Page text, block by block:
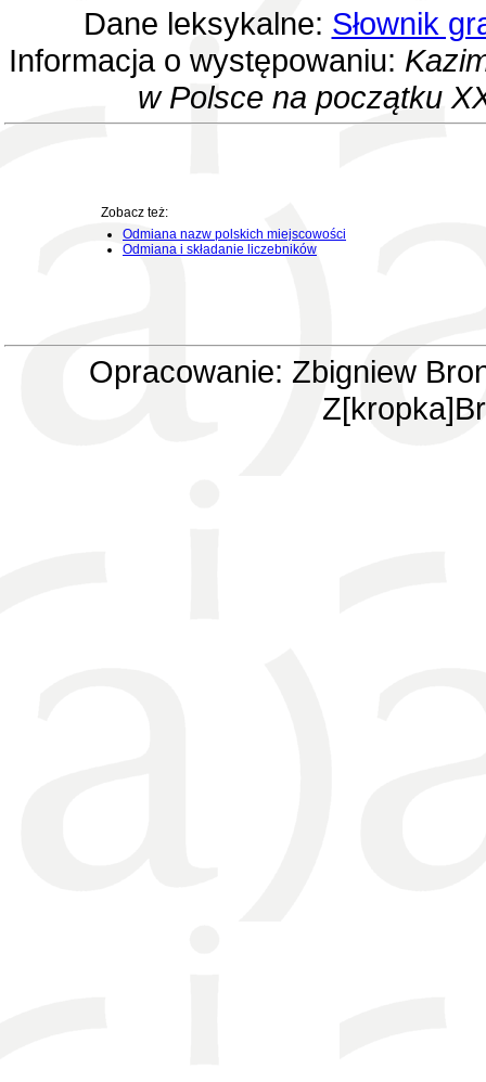
Dane leksykalne: Słownik
Informacja o występowaniu:
w Polsce na początku
Zobacz też:
Odmiana nazw polskich miejscowości
Odmiana i składanie liczebników
Opracowanie: Zbigniew